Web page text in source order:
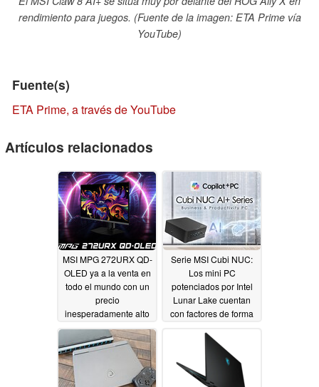
rendimiento para juegos. (Fuente de la imagen: ETA Prime vía
YouTube)
Fuente(s)
ETA Prime, a través de YouTube
Artículos relacionados
MSI MPG 272URX QD-
OLED ya a la venta en
todo el mundo con un
precio
inesperadamente alto
en Europa y EE.UU
02/19/2025
Serie MSI Cubi NUC:
Los mini PC
potenciados por Intel
Lunar Lake cuentan
con factores de forma
compactos01/08/2025